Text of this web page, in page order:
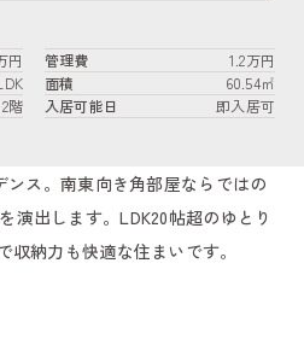
円 管理費
1.2万円
面積
60.54㎡
2階 入居可能日 即入居可
ンス。南東向き角部屋ならではの
演出します。LDK20帖超のゆとり
収納力も快適な住まいです。